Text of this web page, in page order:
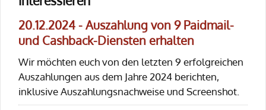
20.12.2024 - Auszahlung von 9 Paidmail-
und Cashback-Diensten erhalten
Wir möchten euch von den letzten 9 erfolgreichen
Auszahlungen aus dem Jahre 2024 berichten,
inklusive Auszahlungsnachweise und Screenshot.